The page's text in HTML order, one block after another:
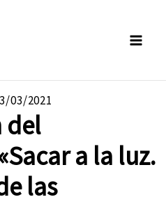
03/2021
del
a la luz.
las